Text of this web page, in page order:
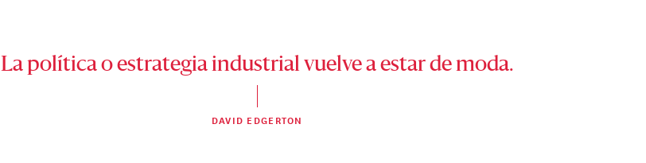
La política o estrategia industrial vuelve a estar de moda.
DAVID EDGERTON